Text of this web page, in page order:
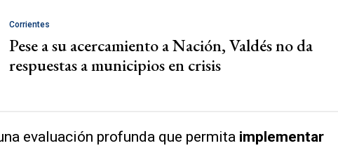
Corrientes
Pese a su acercamiento a Nación, Valdés no da
respuestas a municipios en crisis
evaluación profunda que permita implementar